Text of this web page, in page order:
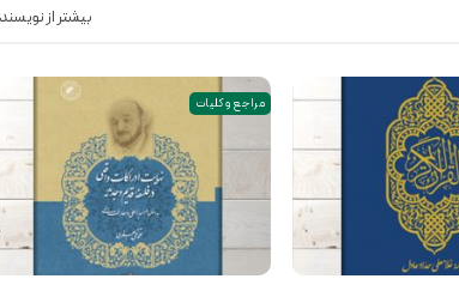
بیشتر از
مراجع و کلیات